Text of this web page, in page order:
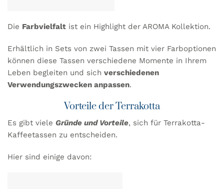
Die Farbvielfalt ist ein Highlight der AROMA Kollektion.
Erhältlich in Sets von zwei Tassen mit vier Farboptionen
können diese Tassen verschiedene Momente in Ihrem
Leben begleiten und sich verschiedenen
Verwendungszwecken anpassen.
Vorteile der Terrakotta
Es gibt viele Gründe und Vorteile, sich für Terrakotta-
Kaffeetassen zu entscheiden.
Hier sind einige davon: